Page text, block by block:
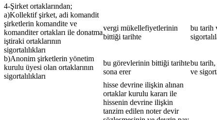
4-Şirket ortaklarından;
a)Kollektif şirket, adi komandit
şirketlerin komandite ve
komanditer ortakları ile donatma
iştiraki ortaklarının
sigortalılıkları
vergi mükellefiyetlerinin
bittiği tarihte
bu tarih
b)Anonim şirketlerin yönetim
kurulu üyesi olan ortaklarının
sigortalılıkları
bu görevlerinin bittiği tarihte
sona erer
bu
ve
hisse devrine ilişkin alınan
ortaklar kurulu kararı ile
hissenin devrine ilişkin
tanzim edilen noter devir